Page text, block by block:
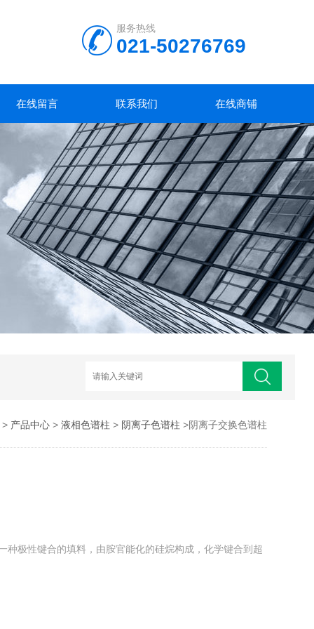
服务热线
021-50276769
在线留言 联系我们 在线商铺
产品中心> 液相色谱柱 > 阴离子色谱柱 >阴离子交换色谱柱
种极性键合的填料，由胺官能化的硅烷构成，化学键合到超